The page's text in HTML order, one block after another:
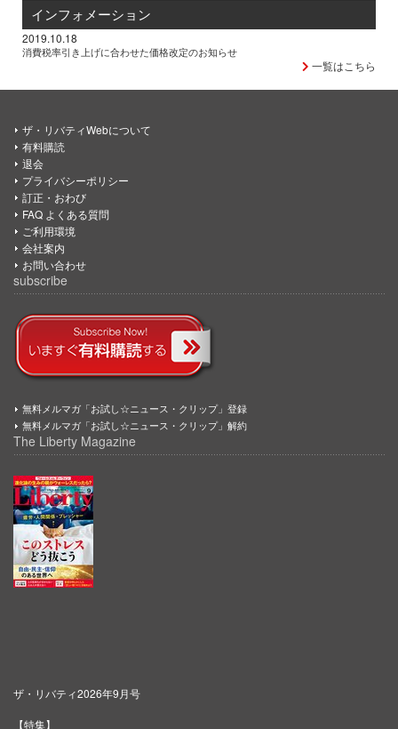
インフォメーション
2019.10.18
消費税率引き上げに合わせた価格改定のお知らせ
一覧はこちら
ザ・リバティWebについて
有料購読
退会
プライバシーポリシー
訂正・おわび
FAQ よくある質問
ご利用環境
会社案内
お問い合わせ
subscribe
無料メルマガ「お試し☆ニュース・クリップ」登録
無料メルマガ「お試し☆ニュース・クリップ」解約
The Liberty Magazine
ザ・リバティ2026年9月号
【特集】